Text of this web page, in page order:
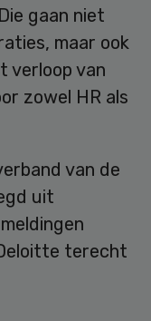
gaan niet
maar ook
verloop van
zowel HR als
van de
uit
terecht